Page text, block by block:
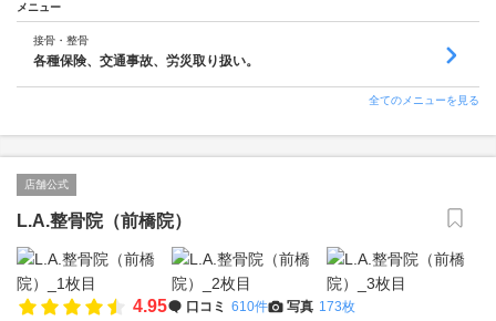
メニュー
接骨・整骨
各種保険、交通事故、労災取り扱い。
全てのメニューを見る
店舗公式
L.A.整骨院（前橋院）
4.95 口コミ 610件 写真 173枚